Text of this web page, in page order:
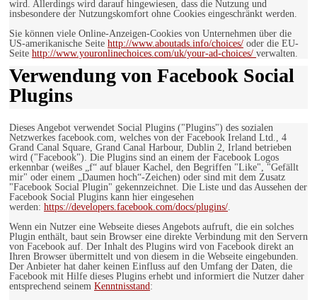
wird. Allerdings wird darauf hingewiesen, dass die Nutzung und
insbesondere der Nutzungskomfort ohne Cookies eingeschränkt werden.
Sie können viele Online-Anzeigen-Cookies von Unternehmen über die
US-amerikanische Seite http://www.aboutads.info/choices/ oder die EU-
Seite http://www.youronlinechoices.com/uk/your-ad-choices/ verwalten.
Verwendung von Facebook Social
Plugins
Dieses Angebot verwendet Social Plugins ("Plugins") des sozialen
Netzwerkes facebook.com, welches von der Facebook Ireland Ltd., 4
Grand Canal Square, Grand Canal Harbour, Dublin 2, Irland betrieben
wird ("Facebook"). Die Plugins sind an einem der Facebook Logos
erkennbar (weißes „f“ auf blauer Kachel, den Begriffen "Like", "Gefällt
mir" oder einem „Daumen hoch“-Zeichen) oder sind mit dem Zusatz
"Facebook Social Plugin" gekennzeichnet. Die Liste und das Aussehen der
Facebook Social Plugins kann hier eingesehen
werden: https://developers.facebook.com/docs/plugins/.
Wenn ein Nutzer eine Webseite dieses Angebots aufruft, die ein solches
Plugin enthält, baut sein Browser eine direkte Verbindung mit den Servern
von Facebook auf. Der Inhalt des Plugins wird von Facebook direkt an
Ihren Browser übermittelt und von diesem in die Webseite eingebunden.
Der Anbieter hat daher keinen Einfluss auf den Umfang der Daten, die
Facebook mit Hilfe dieses Plugins erhebt und informiert die Nutzer daher
entsprechend seinem Kenntnisstand: